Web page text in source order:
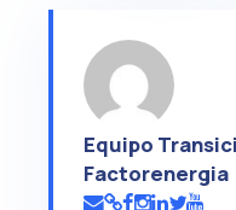
Equipo
Factorenergia